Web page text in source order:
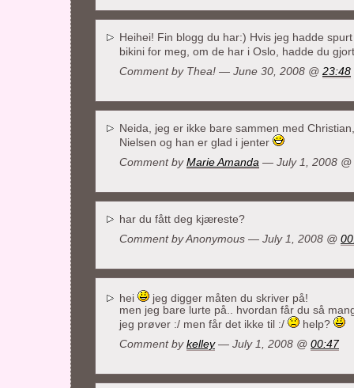
Heihei! Fin blogg du har:) Hvis jeg hadde
bikini for meg, om de har i Oslo, hadde du
Comment by Thea! — June 30, 2008 @ 23:48
Neida, jeg er ikke bare sammen med
Nielsen og han er glad i jenter
Comment by Marie Amanda — July 1, 2008 @
har du fått deg kjæreste?
Comment by Anonymous — July 1, 2008 @
hei
jeg digger måten du skriver på!
men jeg bare lurte på.. hvordan får du så
jeg prøver :/ men får det ikke til :/
help?
Comment by kelley— July 1, 2008 @ 00:47